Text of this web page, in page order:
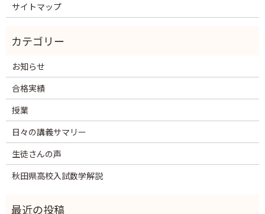
サイトマップ
お知らせ
合格実績
授業
日々の講義サマリー
生徒さんの声
秋田県高校入試数学解説